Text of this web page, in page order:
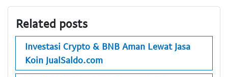
Related posts
Investasi Crypto & BNB Aman Lewat Jasa
Koin JualSaldo.com